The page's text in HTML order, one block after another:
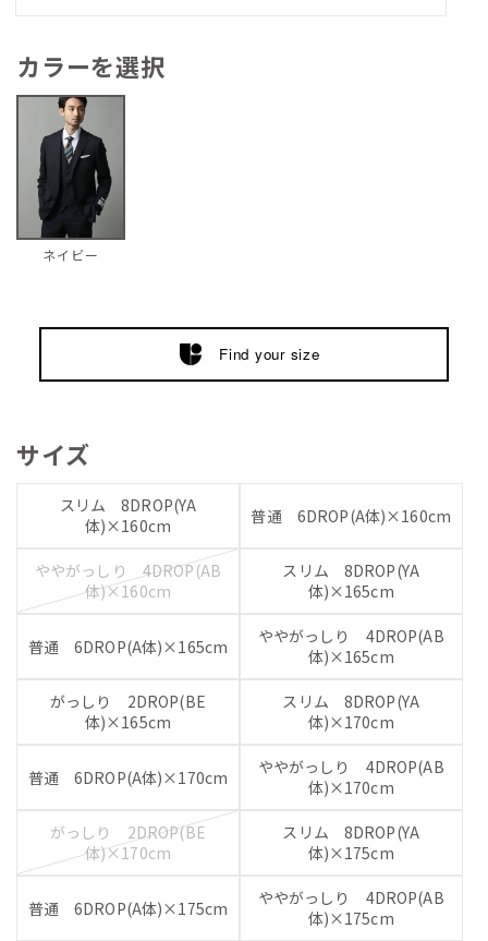
カラーを選択
ネイビー
Find your size
サイズ
スリム 8DROP(YA
体)×160cm
普通 6DROP(A体)×160cm
ややがっしり 4DROP(AB
体)×160cm
スリム 8DROP(YA
体)×165cm
普通 6DROP(A体)×165cm
ややがっしり 4DROP(AB
体)×165cm
がっしり 2DROP(BE
体)×165cm
スリム 8DROP(YA
体)×170cm
普通 6DROP(A体)×170cm
ややがっしり 4DROP(AB
体)×170cm
がっしり 2DROP(BE
体)×170cm
スリム 8DROP(YA
体)×175cm
普通 6DROP(A体)×175cm
ややがっしり 4DROP(AB
体)×175cm